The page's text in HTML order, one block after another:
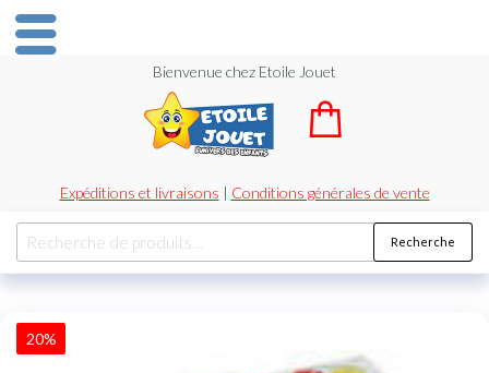
Bienvenue chez Etoile Jouet
Expéditions et livraisons | Conditions générales de vente
Recherche
20%